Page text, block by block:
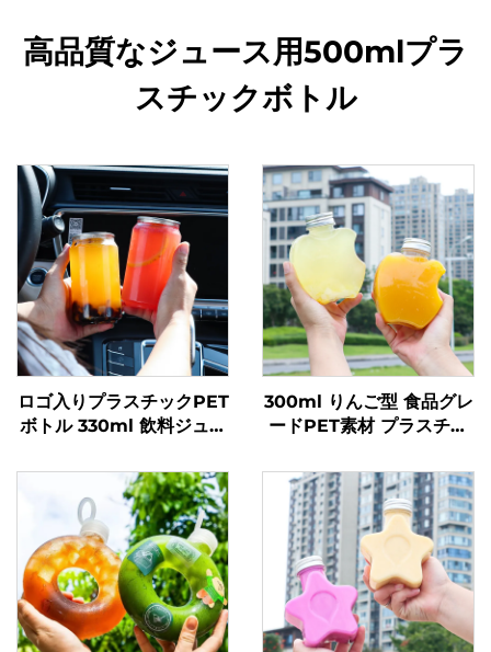
高品質なジュース用500mlプラ
スチックボトル
ロゴ入りプラスチックPET
ボトル 330ml 飲料ジュー
300ml りんご型 食品グレ
ードPET素材 プラスチッ
飲料を入れることが可能
創意設計 子どもに人気